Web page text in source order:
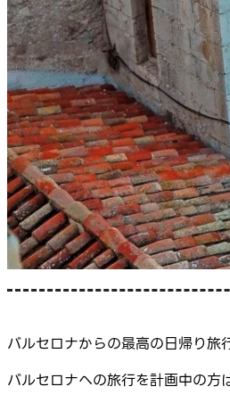
バルセロナからの最高の日帰り旅
バルセロナへの旅行を計画中の方